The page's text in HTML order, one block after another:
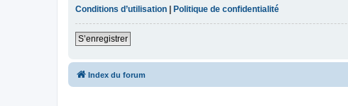
Conditions d’utilisation
Politique de confidentialité
S’enregistrer
Index du forum